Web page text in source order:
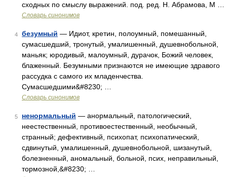
сходных по смыслу выражений. под. ред. Н. Абрамова, М …
Словарь синонимов
4 безумный — Идиот, кретин, полоумный, помешанный,
сумасшедший, тронутый, умалишенный, душевнобольной,
маньяк; юродивый, малоумный, дурачок, Божий человек,
блаженный. Безумными признаются не имеющие здравого
рассудка с самого их младенчества.
Сумасшедшими&#8230; …
Словарь синонимов
5 ненормальный — анормальный, патологический,
неестественный, противоестественный, необычный,
странный; дефективный, психопат, психопатический,
сдвинутый, умалишенный, душевнобольной, шизанутый,
болезненный, аномальный, больной, псих, неправильный,
тормозной,&#8230; …